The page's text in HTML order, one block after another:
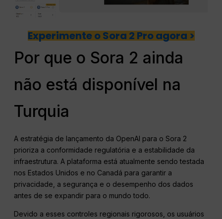
Experimente o Sora 2 Pro agora >
Por que o Sora 2 ainda
não está disponível na
Turquia
A estratégia de lançamento da OpenAI para o Sora 2
prioriza a conformidade regulatória e a estabilidade da
infraestrutura. A plataforma está atualmente sendo testada
nos Estados Unidos e no Canadá para garantir a
privacidade, a segurança e o desempenho dos dados
antes de se expandir para o mundo todo.
Devido a esses controles regionais rigorosos, os usuários